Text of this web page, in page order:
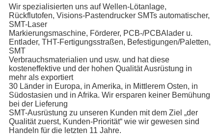
Wir spezialisierten uns auf Wellen-Lötanlage,
Rückflutofen, Visions-Pastendrucker SMTs automatischer,
SMT-Laser
Markierungsmaschine, Förderer, PCB-/PCBAlader u.
Entlader, THT-Fertigungsstraßen, Befestigungen/Paletten,
SMT
Verbrauchsmaterialien und usw. und hat diese
kosteneffektive und der hohen Qualität Ausrüstung in
mehr als exportiert
30 Länder in Europa, in Amerika, in Mittlerem Osten, in
Südostasien und in Afrika. Wir ersparen keiner Bemühung
bei der Lieferung
SMT-Ausrüstung zu unseren Kunden mit dem Ziel „der
Qualität zuerst, Kunden-Priorität“ wie wir gewesen sind
Handeln für die letzten 11 Jahre.